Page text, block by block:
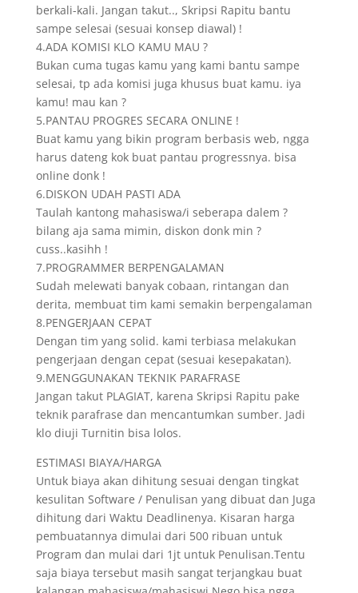
berkali-kali. Jangan takut.., Skripsi Rapitu bantu
sampe selesai (sesuai konsep diawal) !
4.ADA KOMISI KLO KAMU MAU ?
Bukan cuma tugas kamu yang kami bantu sampe
selesai, tp ada komisi juga khusus buat kamu. iya
kamu! mau kan ?
5.PANTAU PROGRES SECARA ONLINE !
Buat kamu yang bikin program berbasis web, ngga
harus dateng kok buat pantau progressnya. bisa
online donk !
6.DISKON UDAH PASTI ADA
Taulah kantong mahasiswa/i seberapa dalem ?
bilang aja sama mimin, diskon donk min ?
cuss..kasihh !
7.PROGRAMMER BERPENGALAMAN
Sudah melewati banyak cobaan, rintangan dan
derita, membuat tim kami semakin berpengalaman
8.PENGERJAAN CEPAT
Dengan tim yang solid. kami terbiasa melakukan
pengerjaan dengan cepat (sesuai kesepakatan).
9.MENGGUNAKAN TEKNIK PARAFRASE
Jangan takut PLAGIAT, karena Skripsi Rapitu pake
teknik parafrase dan mencantumkan sumber. Jadi
klo diuji Turnitin bisa lolos.
ESTIMASI BIAYA/HARGA
Untuk biaya akan dihitung sesuai dengan tingkat
kesulitan Software / Penulisan yang dibuat dan Juga
dihitung dari Waktu Deadlinenya. Kisaran harga
pembuatannya dimulai dari 500 ribuan untuk
Program dan mulai dari 1jt untuk Penulisan.Tentu
saja biaya tersebut masih sangat terjangkau buat